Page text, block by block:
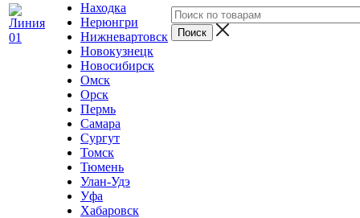
Находка
Нерюнгри
Нижневартовск
Новокузнецк
Новосибирск
Омск
Орск
Пермь
Самара
Сургут
Томск
Тюмень
Улан-Удэ
Уфа
Хабаровск